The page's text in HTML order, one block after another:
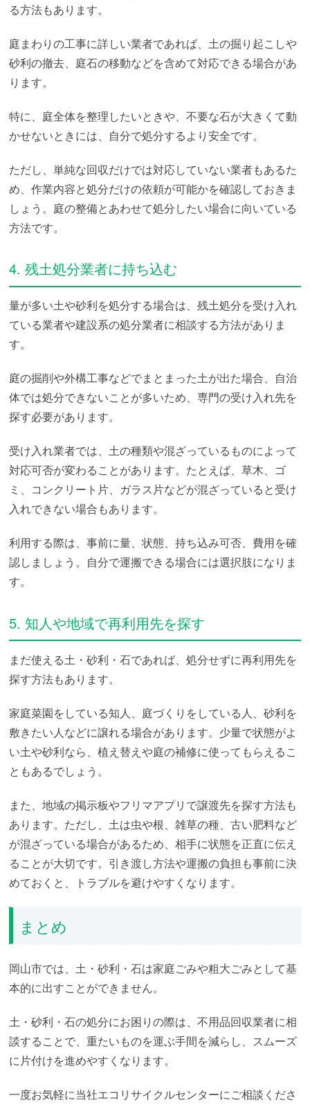
る方法もあります。
庭まわりの工事に詳しい業者であれば、土の掘り起こしや
砂利の撤去、庭石の移動などを含めて対応できる場合があ
ります。
特に、庭全体を整理したいときや、不要な石が大きくて動
かせないときには、自分で処分するより安全です。
ただし、単純な回収だけでは対応していない業者もあるた
め、作業内容と処分だけの依頼が可能かを確認しておきま
しょう。庭の整備とあわせて処分したい場合に向いている
方法です。
4. 残土処分業者に持ち込む
量が多い土や砂利を処分する場合は、残土処分を受け入れ
ている業者や建設系の処分業者に相談する方法がありま
す。
庭の掘削や外構工事などでまとまった土が出た場合、自治
体では処分できないことが多いため、専門の受け入れ先を
探す必要があります。
受け入れ業者では、土の種類や混ざっているものによって
対応可否が変わることがあります。たとえば、草木、ゴ
ミ、コンクリート片、ガラス片などが混ざっていると受け
入れできない場合もあります。
利用する際は、事前に量、状態、持ち込み可否、費用を確
認しましょう。自分で運搬できる場合には選択肢になりま
す。
5. 知人や地域で再利用先を探す
まだ使える土・砂利・石であれば、処分せずに再利用先を
探す方法もあります。
家庭菜園をしている知人、庭づくりをしている人、砂利を
敷きたい人などに譲れる場合があります。少量で状態がよ
い土や砂利なら、植え替えや庭の補修に使ってもらえるこ
ともあるでしょう。
また、地域の掲示板やフリマアプリで譲渡先を探す方法も
あります。ただし、土は虫や根、雑草の種、古い肥料など
が混ざっている場合があるため、相手に状態を正直に伝え
ることが大切です。引き渡し方法や運搬の負担も事前に決
めておくと、トラブルを避けやすくなります。
まとめ
岡山市では、土・砂利・石は家庭ごみや粗大ごみとして基
本的に出すことができません。
土・砂利・石の処分にお困りの際は、不用品回収業者に相
談することで、重たいものを運ぶ手間を減らし、スムーズ
に片付けを進めやすくなります。
一度お気軽に当社エコリサイクルセンターにご相談くださ